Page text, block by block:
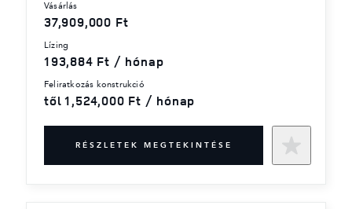
vásárlás
37,909,000 Ft
lízing
193,884 Ft / hónap
feliratkozás konstrukció
től 1,524,000 Ft / hónap
RÉSZLETEK MEGTEKINTÉSE